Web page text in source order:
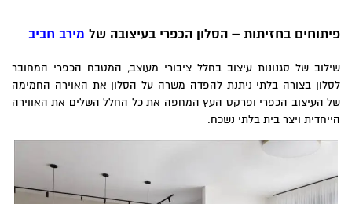
בחזיתות – הסלון הכפרי בעיצובה שלמירב חביב
של סגנונות עיצוב בחלל ציבורי מעוצב, המטבח הכפרי המחובר
בצורה בלתי ניתנת להפדה משרה על הסלון את האוירה החמימה
העיצוב הכפרי ופרקט העץ המחפה את כל החלל השלים את האווירה
ויצר בית בלתי נשכח.